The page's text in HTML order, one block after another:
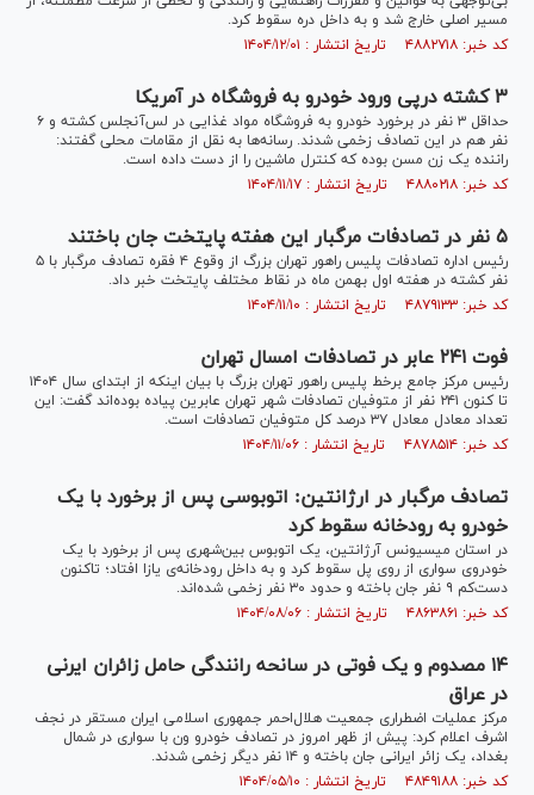
مسیر اصلی خارج شد و به داخل دره سقوط کرد.
کد خبر: ۴۸۸۲۷۱۸ تاریخ انتشار : ۱۴۰۴/۱۲/۰۱
۳ کشته درپی ورود خودرو به فروشگاه در آمریکا
حداقل ۳ نفر در برخورد خودرو به فروشگاه مواد غذایی در لس‌آنجلس کشته و ۶
نفر هم در این تصادف زخمی شدند. رسانه‌ها به نقل از مقامات محلی گفتند:
راننده یک زن مسن بوده که کنترل ماشین را از دست داده است.
کد خبر: ۴۸۸۰۲۱۸ تاریخ انتشار : ۱۴۰۴/۱۱/۱۷
۵ نفر در تصادفات مرگبار این هفته پایتخت جان باختند
رئیس اداره تصادفات پلیس راهور تهران بزرگ از وقوع ۴ فقره تصادف مرگبار با ۵
نفر کشته در هفته اول بهمن ماه در نقاط مختلف پایتخت خبر داد.
کد خبر: ۴۸۷۹۱۳۳ تاریخ انتشار : ۱۴۰۴/۱۱/۱۰
فوت ۲۴۱ عابر در تصادفات امسال تهران
رئیس مرکز جامع برخط پلیس راهور تهران بزرگ با بیان اینکه از ابتدای سال ۱۴۰۴
تا کنون ۲۴۱ نفر از متوفیان تصادفات شهر تهران عابرین پیاده بوده‌اند گفت: این
تعداد معادل معادل ۳۷ درصد کل متوفیان تصادفات است.
کد خبر: ۴۸۷۸۵۱۴ تاریخ انتشار : ۱۴۰۴/۱۱/۰۶
تصادف مرگبار در ارژانتین: اتوبوسی پس از برخورد با یک
خودرو به رودخانه سقوط کرد
در استان میسیونس آرژانتین، یک اتوبوس بین‌شهری پس از برخورد با یک
خودروی سواری از روی پل سقوط کرد و به داخل رودخانه‌ی یازا افتاد؛ تاکنون
دست‌کم ۹ نفر جان باخته و حدود ۳۰ نفر زخمی شده‌اند.
کد خبر: ۴۸۶۳۸۶۱ تاریخ انتشار : ۱۴۰۴/۰۸/۰۶
۱۴ مصدوم و یک فوتی در سانحه رانندگی حامل زائران ایرنی
در عراق
مرکز عملیات اضطراری جمعیت هلال‌احمر جمهوری اسلامی ایران مستقر در نجف
اشرف اعلام کرد: پیش از ظهر امروز در تصادف خودرو ون با سواری در شمال
بغداد، یک زائر ایرانی جان باخته و ۱۴ نفر دیگر زخمی شدند.
کد خبر: ۴۸۴۹۱۸۸ تاریخ انتشار : ۱۴۰۴/۰۵/۱۰